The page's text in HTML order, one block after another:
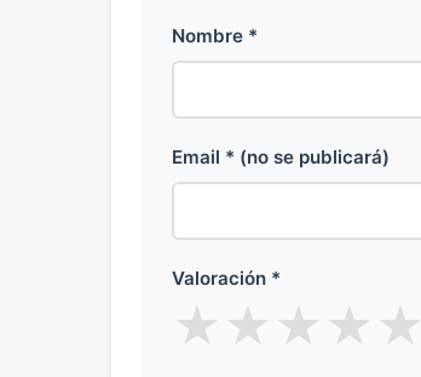
Nombre *
Email * (no se publicará)
Valoración *
★
★
★
★
★